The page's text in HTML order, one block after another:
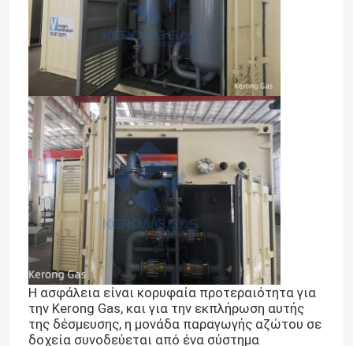
Η ασφάλεια είναι κορυφαία προτεραιότητα για
την Kerong Gas, και για την εκπλήρωση αυτής
της δέσμευσης, η μονάδα παραγωγής αζώτου σε
δοχεία συνοδεύεται από ένα σύστημα